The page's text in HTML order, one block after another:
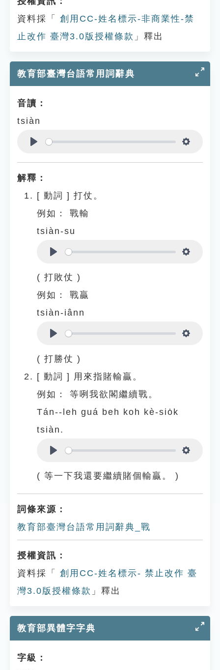
資料採「
創用CC-姓名標示-非商業性-禁
止改作 臺灣3.0版授權條款 」釋出
教育部臺灣台語常用詞辭典
音讀：
tsiàn
解釋：
[ 動詞 ] 打仗。
例如：
戰輸
tsiàn-su
( 打敗仗 )
例如：
戰贏
tsiàn-iânn
( 打勝仗 )
[ 動詞 ] 用來指賭輸贏。
例如：
等咧我欲閣繼續戰。
Tán--leh guá beh koh kè-sio̍k
tsiàn.
( 等一下我還要繼續賭個輸贏。 )
詞條來源：
教育部臺灣台語常用詞辭典_戰
授權資訊：
資料採「
創用CC-姓名標示- 禁止改作 臺
灣3.0版授權條款 」釋出
教育部異體字字典
字級：